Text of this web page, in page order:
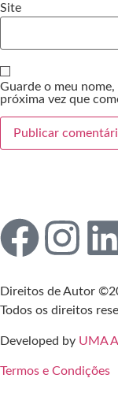
Site
Guarde o meu
próxima vez que
Direitos de Autor
Todos os direitos
Developed by UMA
Termos e